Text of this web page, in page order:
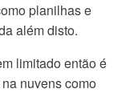
planilhas e
além disto.
limitado então é
nuvens como